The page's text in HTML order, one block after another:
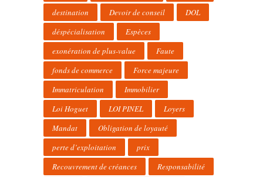
destination
Devoir de conseil
DOL
déspécialisation
Espèces
exonération de plus-value
Faute
fonds de commerce
Force majeure
Immatriculation
Immobilier
Loi Hoguet
LOI PINEL
Loyers
Mandat
Obligation de loyauté
perte d’exploitation
prix
Recouvrement de créances
Responsabilité